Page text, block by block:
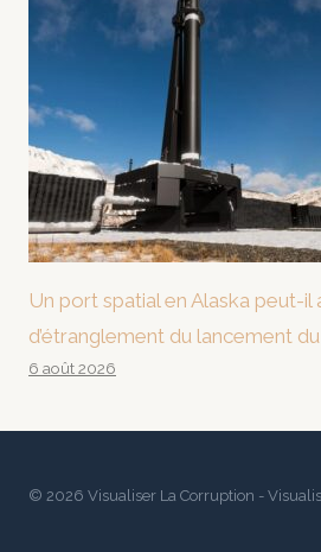
Un port spatial en Alaska peut-
d’étranglement du lancement
6 août 2026
© 2026 Visualiser La Corruption -